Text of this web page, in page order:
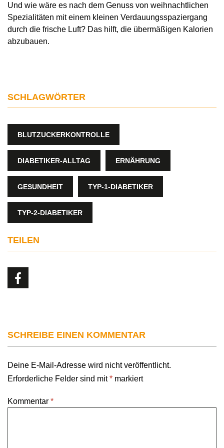
Und wie wäre es nach dem Genuss von weihnachtlichen
Spezialitäten mit einem kleinen Verdauungsspaziergang
durch die frische Luft? Das hilft, die übermäßigen Kalorien
abzubauen.
SCHLAGWÖRTER
BLUTZUCKERKONTROLLE
DIABETIKER-ALLTAG ERNÄHRUNG
GESUNDHEIT TYP-1-DIABETIKER
TYP-2-DIABETIKER
TEILEN
SCHREIBE EINEN KOMMENTAR
Deine E-Mail-Adresse wird nicht veröffentlicht.
Erforderliche Felder sind mit* markiert
Kommentar *